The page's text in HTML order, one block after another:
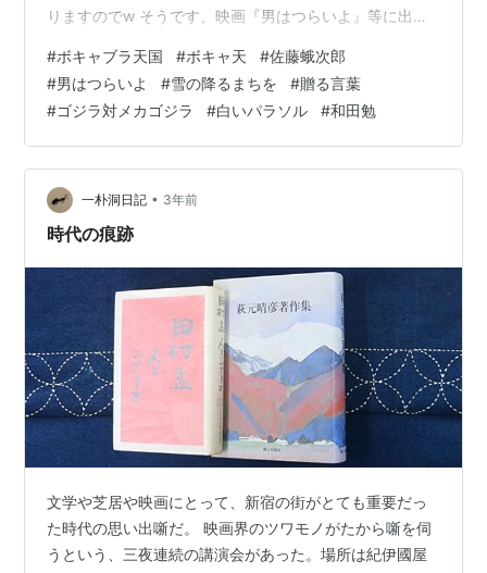
りますのでw そうです、映画『男はつらいよ』等に出演
（1944-2022）※蛾次郎さんといやあ、『男はつらい
よ』の″源公″でしょう！
#ボキャブラ天国 #ボキャ天 #佐藤蛾次郎
#男はつらいよ #雪の降るまちを #贈る言葉
#ゴジラ対メカゴジラ #白いパラソル #和田勉
一朴洞日記 • 3年前
時代の痕跡
文学や芝居や映画にとって、新宿の街がとても重要だっ
た時代の思い出噺だ。 映画界のツワモノがたから噺を伺
うという、三夜連続の講演会があった。場所は紀伊國屋